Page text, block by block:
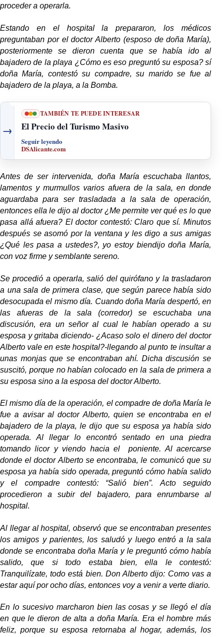
proceder a operarla.
Estando en el hospital la prepararon, los médicos
preguntaban por el doctor Alberto (esposo de doña María),
posteriormente se dieron cuenta que se había ido al
bajadero de la playa ¿Cómo es eso preguntó su esposa? sí
doña María, contestó su compadre, su marido se fue al
bajadero de la playa, a la Bomba.
→
TAMBIÉN TE PUEDE INTERESAR
El Precio del Turismo Masivo
Seguir leyendo
DSAlicante.com
Antes de ser intervenida, doña María escuchaba llantos,
lamentos y murmullos varios afuera de la sala, en donde
aguardaba para ser trasladada a la sala de operación,
entonces ella le dijo al doctor ¿Me permite ver qué es lo que
pasa allá afuera? El doctor contestó: Claro que sí. Minutos
después se asomó por la ventana y les digo a sus amigas
¿Qué les pasa a ustedes?, yo estoy biendijo doña María,
con voz firme y semblante sereno.
Se procedió a operarla, salió del quirófano y la trasladaron
a una sala de primera clase, que según parece había sido
desocupada el mismo día. Cuando doña María despertó, en
las afueras de la sala (corredor) se escuchaba una
discusión, era un señor al cual le habían operado a su
esposa y gritaba diciendo- ¿Acaso solo el dinero del doctor
Alberto vale en este hospital?-llegando al punto te insultar a
unas monjas que se encontraban ahí. Dicha discusión se
suscitó, porque no habían colocado en la sala de primera a
su esposa sino a la esposa del doctor Alberto.
El mismo día de la operación, el compadre de doña María le
fue a avisar al doctor Alberto, quien se encontraba en el
bajadero de la playa, le dijo que su esposa ya había sido
operada. Al llegar lo encontró sentado en una piedra
tomando licor y viendo hacia el poniente. Al acercarse
donde el doctor Alberto se encontraba, le comunicó que su
esposa ya había sido operada, preguntó cómo había salido
y el compadre contestó: “Salió bien”. Acto seguido
procedieron a subir del bajadero, para enrumbarse al
hospital.
Al llegar al hospital, observó que se encontraban presentes
los amigos y parientes, los saludó y luego entró a la sala
donde se encontraba doña María y le preguntó cómo había
salido, que si todo estaba bien, ella le contestó:
Tranquilízate, todo está bien. Don Alberto dijo: Como vas a
estar aquí por ocho días, entonces voy a venir a verte diario.
En lo sucesivo marcharon bien las cosas y se llegó el día
en que le dieron de alta a doña María. Era el hombre más
feliz, porque su esposa retornaba al hogar, además, los